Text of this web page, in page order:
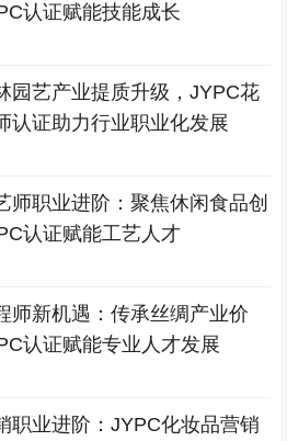
认证赋能技能成长
园艺产业提质升级，JYPC花
认证助力行业职业化发展
师职业进阶：聚焦休闲食品创
认证赋能工艺人才
师新机遇：传承丝绸产业价
认证赋能专业人才发展
职业进阶：JYPC化妆品营销